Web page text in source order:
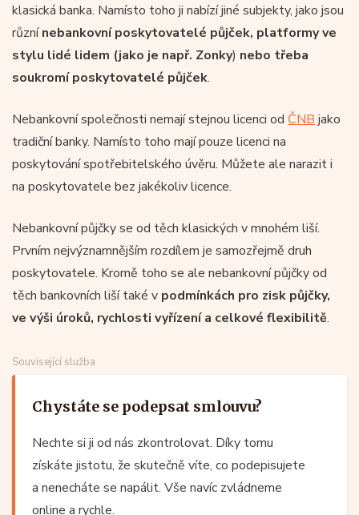
klasická banka. Namísto toho ji nabízí jiné subjekty, jako jsou
různínebankovní poskytovatelé půjček, platformy ve
stylu lidé lidem (jako je např. Zonky) nebo třeba
soukromí poskytovatelé půjček.
Nebankovní společnosti nemají stejnou licenci od ČNB jako
tradiční banky. Namísto toho mají pouze licenci na
poskytování spotřebitelského úvěru. Můžete ale narazit i
na poskytovatele bez jakékoliv licence.
Nebankovní půjčky se od těch klasických v mnohém liší.
Prvním nejvýznamnějším rozdílem je samozřejmě druh
poskytovatele. Kromě toho se ale nebankovní půjčky od
těch bankovních liší také v podmínkách pro zisk půjčky,
ve výši úroků, rychlosti vyřízení a celkové flexibilitě.
Související služba
Chystáte se podepsat smlouvu?
Nechte si ji od nás zkontrolovat. Díky tomu
získáte jistotu, že skutečně víte, co podepisujete
a nenecháte se napálit. Vše navíc zvládneme
online a rychle.